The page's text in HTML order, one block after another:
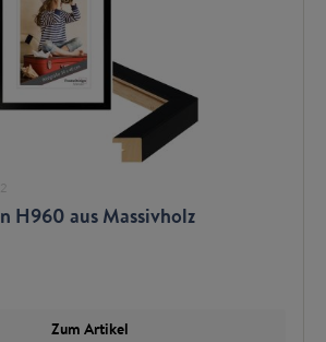
2
H960 aus Massivholz
Zum Artikel